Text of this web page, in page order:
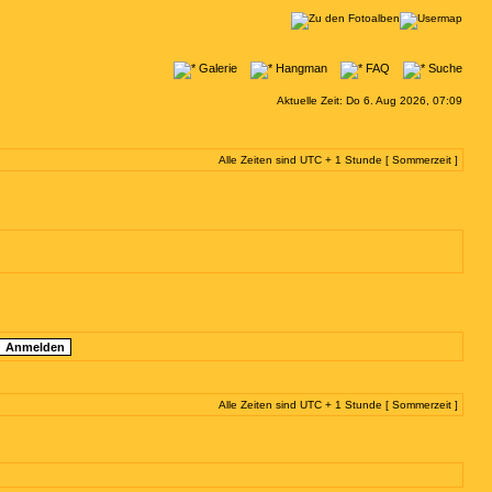
Galerie Hangman FAQ Suche
Aktuelle Zeit: Do 6. Aug 2026, 07:09
Alle Zeiten sind UTC + 1 Stunde [ Sommerzeit ]
Alle Zeiten sind UTC + 1 Stunde [ Sommerzeit ]